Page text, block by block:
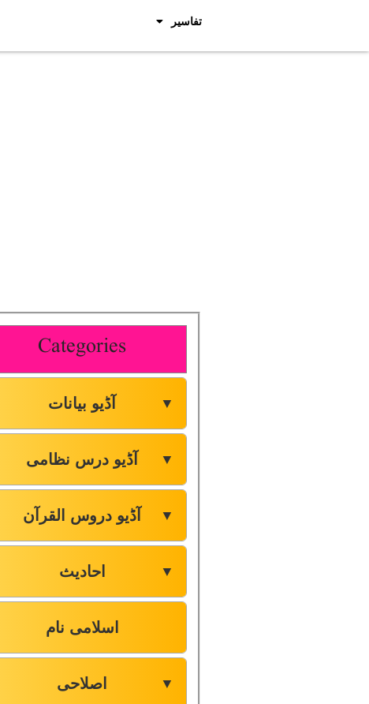
تفاسیر
Categories
آڈیو بیانات ▼
آڈیو درس نظامی ▼
آڈیو دروس القرآن ▼
احادیث ▼
اسلامی نام
اصلاحی ▼